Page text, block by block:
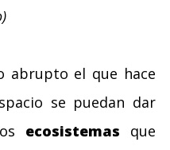
abrupto el que hace
se puedan dar
ecosistemas que